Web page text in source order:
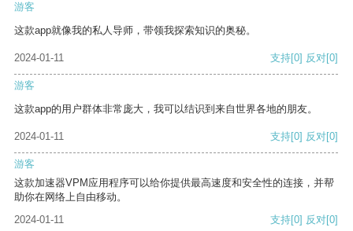
游客
这款app就像我的私人导师，带领我探索知识的奥秘。
2024-01-11 支持[0] 反对[0]
游客
这款app的用户群体非常庞大，我可以结识到来自世界各地的朋友。
2024-01-11 支持[0] 反对[0]
游客
这款加速器VPM应用程序可以给你提供最高速度和安全性的连接，并帮
助你在网络上自由移动。
2024-01-11
支持[0] 反对[0]